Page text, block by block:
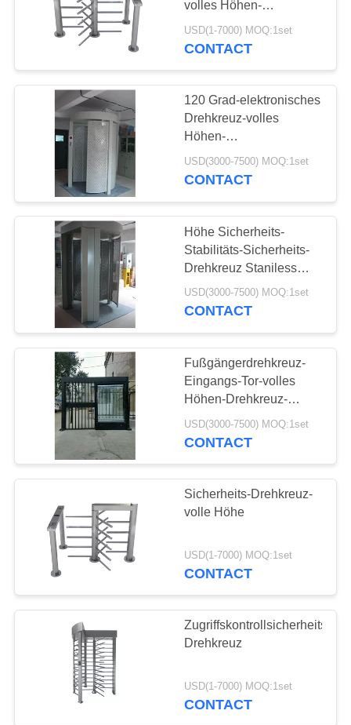
Esd-Produkte
Esd-Gewebe
Statischer Antistuhl
28
volles Höhen-
Drehkreuz-
Fußgängersperre dreht
USD(1-7000) MOQ:1set
CONTACT
120 Grad-elektronisches
Drehkreuz-volles
Höhen-
Zugriffskontrollsystem
220V 80W
USD(3000-7500) MOQ:1set
CONTACT
Höhe Sicherheits-
Stabilitäts-Sicherheits-
Drehkreuz Staniless
volle CER
Stahlzustimmung
USD(3000-7500) MOQ:1set
CONTACT
Fußgängerdrehkreuz-
Eingangs-Tor-volles
Höhen-Drehkreuz-
Antirotations-Bewegung
USD(3000-7500) MOQ:1set
CONTACT
Sicherheits-Drehkreuz-
volle Höhe
USD(1-7000) MOQ:1set
CONTACT
Zugriffskontrollsicherheits-
Drehkreuz
USD(1-7000) MOQ:1set
CONTACT